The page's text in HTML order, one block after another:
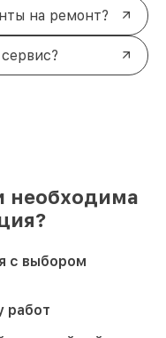
на ремонт?
необходима
с выбором
работ